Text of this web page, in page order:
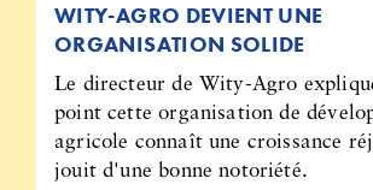
WITY-AGRO DEVIENT UNE
ORGANISATION SOLIDE
Le directeur de Wity-Agro
point cette organisation de
agricole connaît une croissance
jouit d'une bonne notoriété.